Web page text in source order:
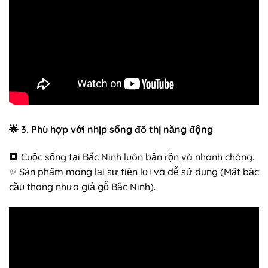
🌟 3. Phù hợp với nhịp sống đô thị năng động
🏢 Cuộc sống tại Bắc Ninh luôn bận rộn và nhanh chóng.
✨ Sản phẩm mang lại sự tiện lợi và dễ sử dụng (Mặt bậc
cầu thang nhựa giả gỗ Bắc Ninh).